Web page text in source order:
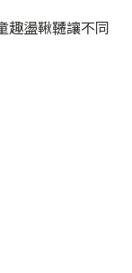
趣盪鞦韆讓不同